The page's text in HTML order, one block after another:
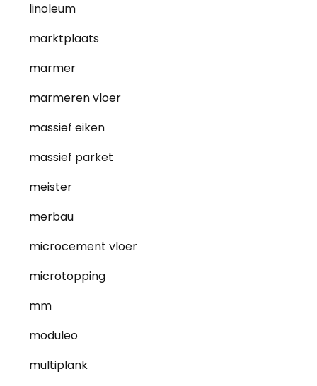
linoleum
marktplaats
marmer
marmeren vloer
massief eiken
massief parket
meister
merbau
microcement vloer
microtopping
mm
moduleo
multiplank